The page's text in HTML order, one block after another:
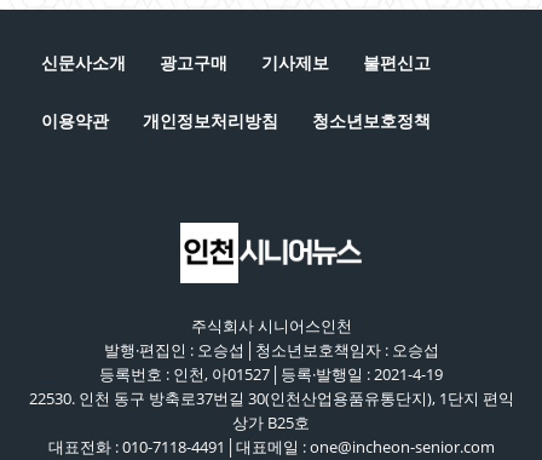
신문사소개 광고구매 기사제보 불편신고
이용약관 개인정보처리방침 청소년보호정책
주식회사 시니어스인천
발행·편집인 : 오승섭│청소년보호책임자 : 오승섭
등록번호 : 인천, 아01527│등록·발행일 : 2021-4-19
22530. 인천 동구 방축로37번길 30(인천산업용품유통단지), 1단지 편익
상가 B25호
대표전화 : 010-7118-4491│대표메일 : one@incheon-senior.com